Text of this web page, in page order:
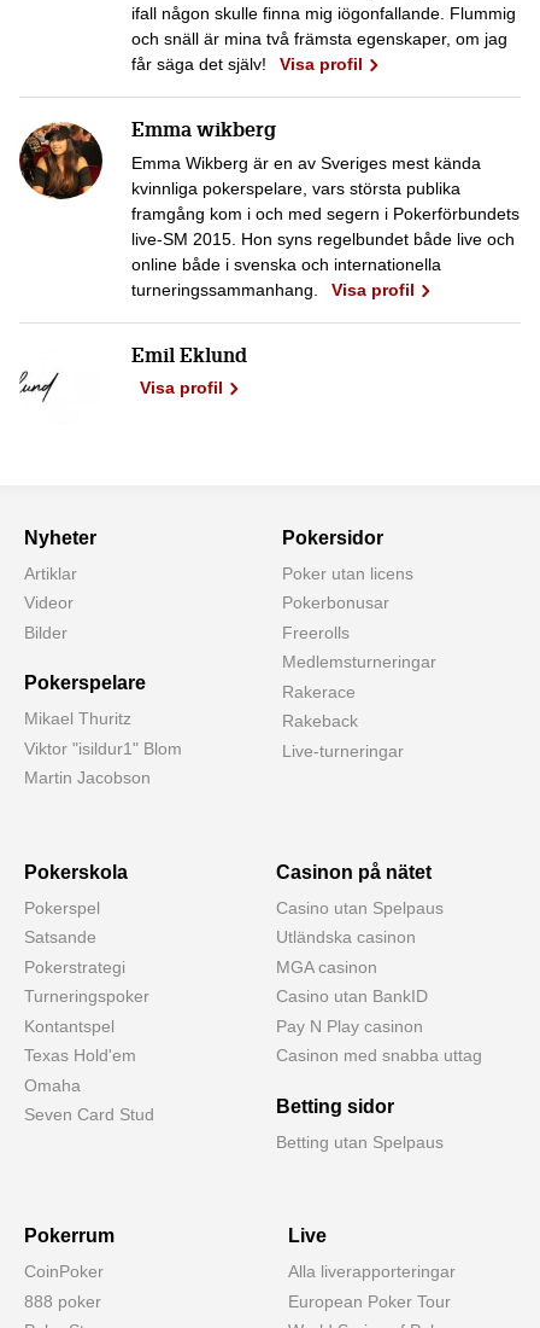
ifall någon skulle finna mig iögonfallande. Flummig
och snäll är mina två främsta egenskaper, om jag
får säga det själv!
Visa profil
Emma wikberg
Emma Wikberg är en av Sveriges mest kända
kvinnliga pokerspelare, vars största publika
framgång kom i och med segern i Pokerförbundets
live-SM 2015. Hon syns regelbundet både live och
online både i svenska och internationella
turneringssammanhang.
Visa profil
Emil Eklund
Visa profil
Nyheter
Artiklar
Videor
Bilder
Pokerspelare
Mikael Thuritz
Viktor "isildur1" Blom
Martin Jacobson
Pokersidor
Poker utan licens
Pokerbonusar
Freerolls
Medlemsturneringar
Rakerace
Rakeback
Live-turneringar
Pokerskola
Pokerspel
Satsande
Pokerstrategi
Turneringspoker
Kontantspel
Texas Hold'em
Omaha
Seven Card Stud
Casinon på nätet
Casino utan Spelpaus
Utländska casinon
MGA casinon
Casino utan BankID
Pay N Play casinon
Casinon med snabba uttag
Betting sidor
Betting utan Spelpaus
Pokerrum
CoinPoker
888 poker
Live
Alla liverapporteringar
European Poker Tour